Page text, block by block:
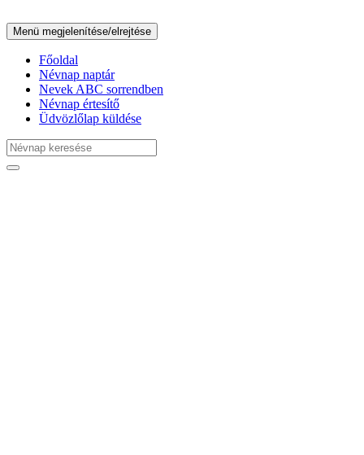
Menü megjelenítése/elrejtése
Főoldal
Névnap naptár
Nevek ABC sorrendben
Névnap értesítő
Üdvözlőlap küldése